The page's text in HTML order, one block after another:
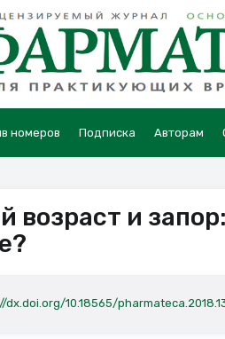
номеров Подписка Авторам
возраст и
dx.doi.org/10.18565/